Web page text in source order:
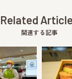
Related
関連する記事